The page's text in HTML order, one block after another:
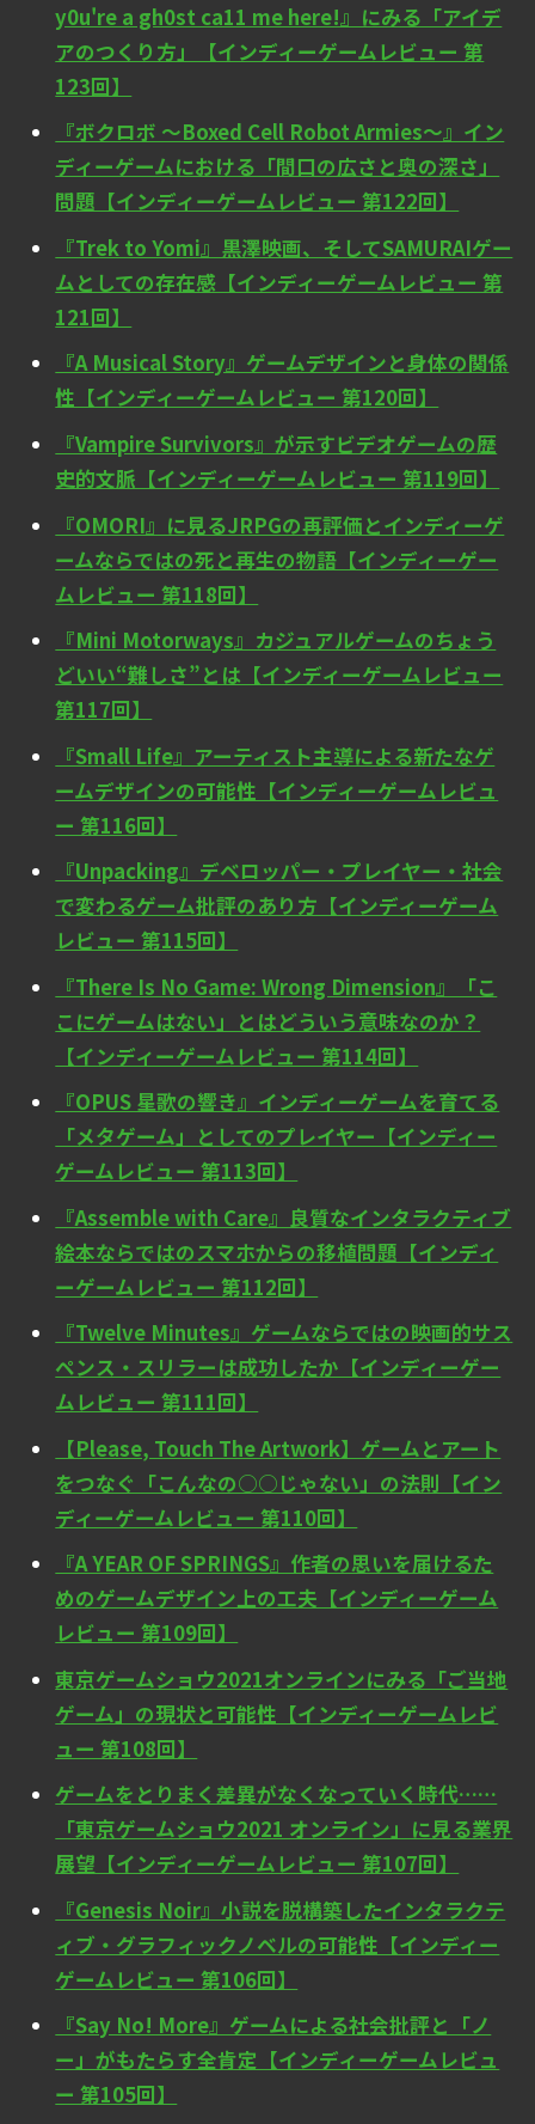
y0u're a gh0st ca11 me here!』にみる「アイデ
アのつくり方」【インディーゲームレビュー 第
123回】
『ボクロボ ～Boxed Cell Robot Armies～』イン
ディーゲームにおける「間口の広さと奥の深さ」
問題【インディーゲームレビュー 第122回】
『Trek to Yomi』黒澤映画、そしてSAMURAIゲー
ムとしての存在感【インディーゲームレビュー 第
121回】
『A Musical Story』ゲームデザインと身体の関係
性【インディーゲームレビュー 第120回】
『Vampire Survivors』が示すビデオゲームの歴
史的文脈【インディーゲームレビュー 第119回】
『OMORI』に見るJRPGの再評価とインディーゲ
ームならではの死と再生の物語【インディーゲー
ムレビュー 第118回】
『Mini Motorways』カジュアルゲームのちょう
どいい“難しさ”とは【インディーゲームレビュー
第117回】
『Small Life』アーティスト主導による新たなゲ
ームデザインの可能性【インディーゲームレビュ
ー 第116回】
『Unpacking』デベロッパー・プレイヤー・社会
で変わるゲーム批評のあり方【インディーゲーム
レビュー 第115回】
『There Is No Game: Wrong Dimension』「こ
こにゲームはない」とはどういう意味なのか？
【インディーゲームレビュー 第114回】
『OPUS 星歌の響き』インディーゲームを育てる
「メタゲーム」としてのプレイヤー【インディー
ゲームレビュー 第113回】
『Assemble with Care』良質なインタラクティブ
絵本ならではのスマホからの移植問題【インディ
ーゲームレビュー 第112回】
『Twelve Minutes』ゲームならではの映画的サス
ペンス・スリラーは成功したか【インディーゲー
ムレビュー 第111回】
【Please, Touch The Artwork】ゲームとアート
をつなぐ「こんなの○○じゃない」の法則【イン
ディーゲームレビュー 第110回】
『A YEAR OF SPRINGS』作者の思いを届けるた
めのゲームデザイン上の工夫【インディーゲーム
レビュー 第109回】
東京ゲームショウ2021オンラインにみる「ご当地
ゲーム」の現状と可能性【インディーゲームレビ
ュー 第108回】
ゲームをとりまく差異がなくなっていく時代……
「東京ゲームショウ2021 オンライン」に見る業界
展望【インディーゲームレビュー 第107回】
『Genesis Noir』小説を脱構築したインタラクテ
ィブ・グラフィックノベルの可能性【インディー
ゲームレビュー 第106回】
『Say No! More』ゲームによる社会批評と「ノ
ー」がもたらす全肯定【インディーゲームレビュ
ー 第105回】